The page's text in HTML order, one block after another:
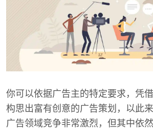
你可以依据广告主的特定要求，凭
构思出富有创意的广告策划，以此
广告领域竞争非常激烈，但其中依